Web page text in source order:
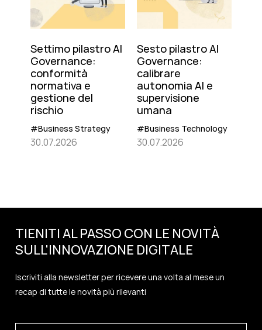
Settimo pilastro AI
Governance:
conformità
normativa e
gestione del
rischio
#Business Strategy
30.07.2026
Sesto pilastro AI
Governance:
calibrare
autonomia AI e
supervisione
umana
#Business Technology
30.07.2026
TIENITI AL PASSO CON LE NOVITÀ
SULL'INNOVAZIONE DIGITALE
Iscriviti alla newsletter per ricevere una volta al mese un
recap di tutte le novità più rilevanti